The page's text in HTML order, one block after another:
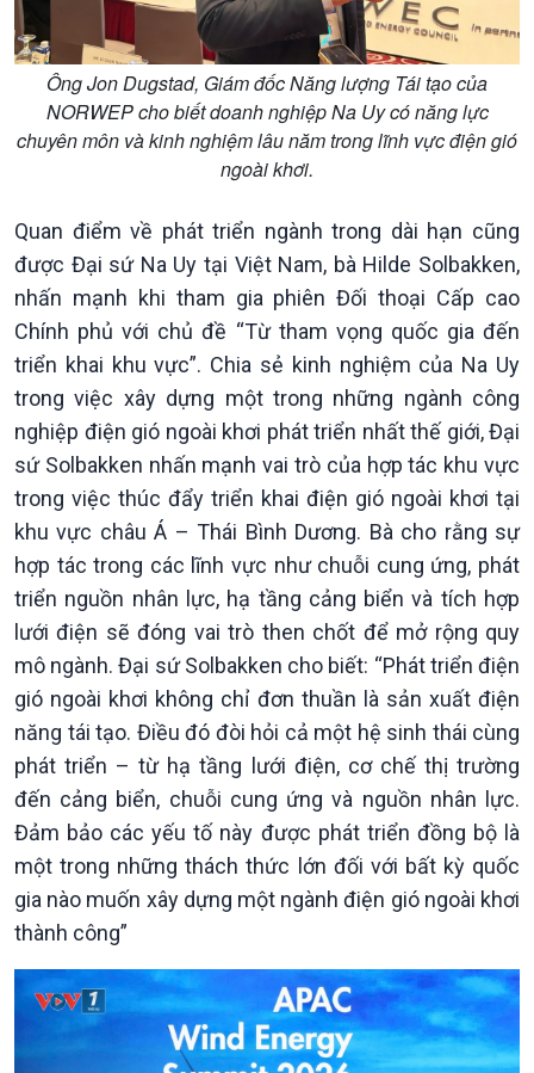
Xã hội
Tin Đời sống & Xã hội
Tài nguyên và Môi trường
Chuyên gia của bạn
Xã hội chuyển động
Bước chân đến trường
Khoa học & Công nghệ
Tin Khoa học & Công nghệ
Kết nối công nghệ
khí hậu
Văn hoá & Du lịch
Tin Văn hoá & Du lịch
Chát với người nổi tiếng
Câu chuyện Thể thao
Multimedia
Ảnh
Video
Infographic
E-Magazine
Ông Jon Dugstad, Giám đốc Năng lượng Tái tạo của
NORWEP cho biết doanh nghiệp Na Uy có năng lực
chuyên môn và kinh nghiệm lâu năm trong lĩnh vực điện gió
ngoài khơi.
Quan điểm về phát triển ngành trong dài hạn cũng
được Đại sứ Na Uy tại Việt Nam, bà Hilde Solbakken,
nhấn mạnh khi tham gia phiên Đối thoại Cấp cao
Chính phủ với chủ đề “Từ tham vọng quốc gia đến
triển khai khu vực”. Chia sẻ kinh nghiệm của Na Uy
trong việc xây dựng một trong những ngành công
nghiệp điện gió ngoài khơi phát triển nhất thế giới, Đại
sứ Solbakken nhấn mạnh vai trò của hợp tác khu vực
trong việc thúc đẩy triển khai điện gió ngoài khơi tại
khu vực châu Á – Thái Bình Dương. Bà cho rằng sự
hợp tác trong các lĩnh vực như chuỗi cung ứng, phát
triển nguồn nhân lực, hạ tầng cảng biển và tích hợp
lưới điện sẽ đóng vai trò then chốt để mở rộng quy
mô ngành. Đại sứ Solbakken cho biết: “Phát triển điện
gió ngoài khơi không chỉ đơn thuần là sản xuất điện
năng tái tạo. Điều đó đòi hỏi cả một hệ sinh thái cùng
phát triển – từ hạ tầng lưới điện, cơ chế thị trường
đến cảng biển, chuỗi cung ứng và nguồn nhân lực.
Đảm bảo các yếu tố này được phát triển đồng bộ là
một trong những thách thức lớn đối với bất kỳ quốc
gia nào muốn xây dựng một ngành điện gió ngoài khơi
thành công”